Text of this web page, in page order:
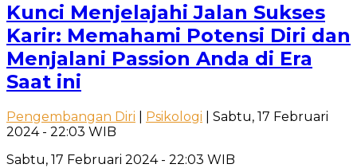
Kunci Menjelajahi Jalan Sukses
Karir: Memahami Potensi Diri dan
Menjalani Passion Anda di Era
Saat ini
Pengembangan Diri Psikologi | Sabtu, 17 Februari
2024 - 22:03 WIB
Sabtu, 17 Februari 2024 - 22:03 WIB